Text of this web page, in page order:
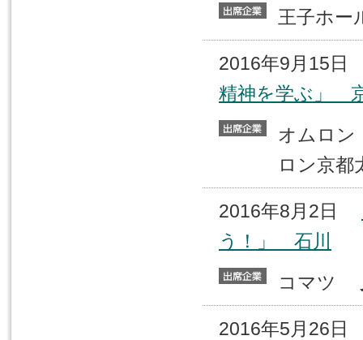
王子ホ
2016年9月15
精神を学ぶ」
オムロ
ロン京都
2016年8月2日
う！」 石川
コマツ
2016年5月26